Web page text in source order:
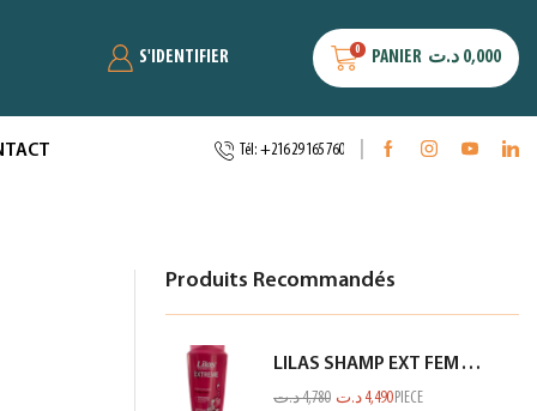
S'IDENTIFIER 0 PANIER 0,000 د.ت
Tél: +216 29 165 760
Produits Recommandés
LILAS SHAMP EXT FEM TOUS TYPES CHEV ROSE 350ML
4,780د.ت 4,490 د.ت PIECE